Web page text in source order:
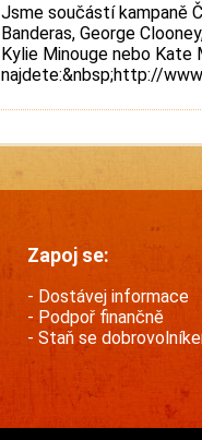
Jsme součástí kampaně
Banderas, George
Kylie Minouge nebo Kate
najdete:&nbsp;http://
Zapoj se:
Dostávej informace
Podpoř finančně
Staň se